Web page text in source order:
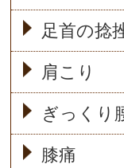
足首の捻
肩こり
ぎっくり
膝痛